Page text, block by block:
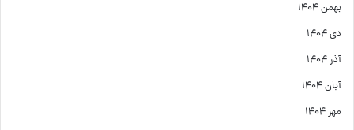
بهمن ۱۴۰۴
دی ۱۴۰۴
آذر ۱۴۰۴
آبان ۱۴۰۴
مهر ۱۴۰۴